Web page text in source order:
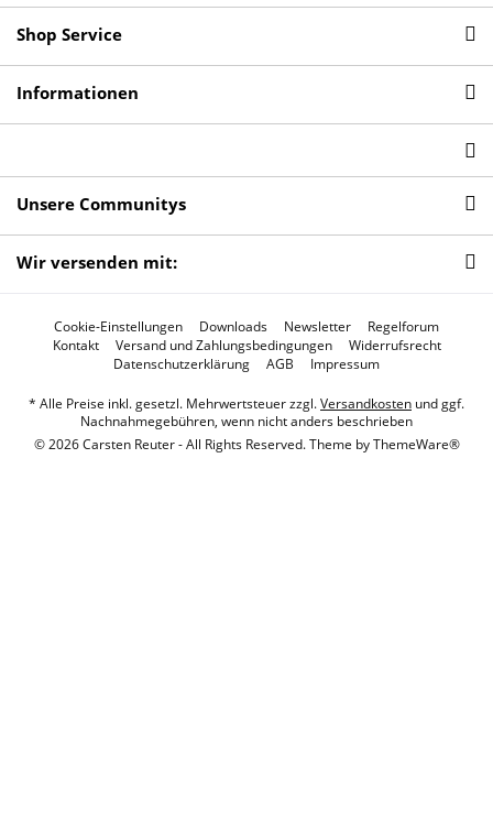
Shop Service
Informationen
Unsere Communitys
Wir versenden mit:
Cookie-Einstellungen Downloads Newsletter
Regelforum
Kontakt
Versand und Zahlungsbedingungen
Widerrufsrecht
Datenschutzerklärung
AGB Impressum
* Alle Preise inkl. gesetzl. Mehrwertsteuer zzgl.Versandkosten und ggf.
Nachnahmegebühren, wenn nicht anders beschrieben
© 2026 Carsten Reuter - All Rights Reserved. Theme byThemeWare®